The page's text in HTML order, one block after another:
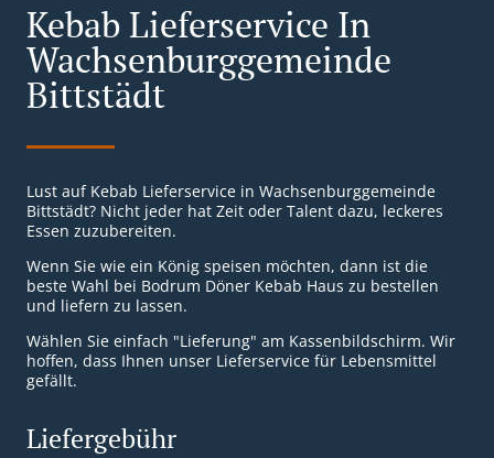
Kebab Lieferservice In
Wachsenburggemeinde
Bittstädt
Lust auf Kebab Lieferservice in Wachsenburggemeinde
Bittstädt? Nicht jeder hat Zeit oder Talent dazu, leckeres
Essen zuzubereiten.
Wenn Sie wie ein König speisen möchten, dann ist die
beste Wahl bei Bodrum Döner Kebab Haus zu bestellen
und liefern zu lassen.
Wählen Sie einfach "Lieferung" am Kassenbildschirm. Wir
hoffen, dass Ihnen unser Lieferservice für Lebensmittel
gefällt.
Liefergebühr